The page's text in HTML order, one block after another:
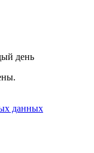
день
данных